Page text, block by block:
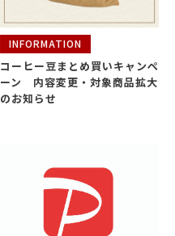
INFORMATION
コーヒー豆まとめ買いキャンペ
ーン 内容変更・対象商品拡大
のお知らせ